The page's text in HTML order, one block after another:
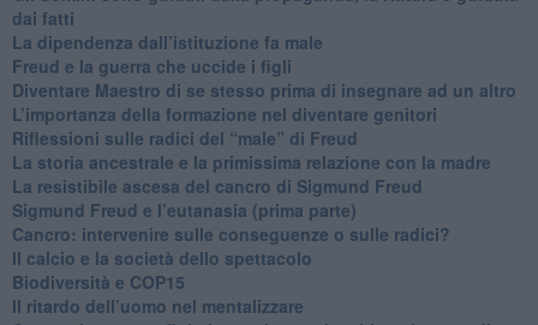
dai fatti
La dipendenza dall’istituzione fa male
​Freud e la guerra che uccide i figli
​Diventare Maestro di se stesso prima di insegnare ad un altro
L’importanza della formazione nel diventare genitori
Riflessioni sulle radici del “male” di Freud
​La storia ancestrale e la primissima relazione con la madre
​La resistibile ascesa del cancro di Sigmund Freud
Sigmund Freud e l’eutanasia (prima parte)
Cancro: intervenire sulle conseguenze o sulle radici?
​Il calcio e la società dello spettacolo
Biodiversità e COP15
​Il ritardo dell’uomo nel mentalizzare